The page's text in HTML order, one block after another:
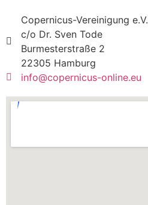
Copernicus-Vereinigung e.V.
c/o Dr. Sven Tode
Burmesterstraße 2
22305 Hamburg
info@copernicus-online.eu